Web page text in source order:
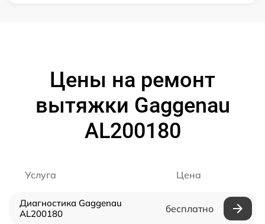
Цены на ремонт
вытяжки Gaggenau
AL200180
Услуга Цена
Диагностика Gaggenau
AL200180
бесплатно